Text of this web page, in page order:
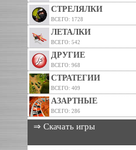
СТРЕЛЯЛКИ
ВСЕГО: 1728
ЛЕТАЛКИ
ВСЕГО: 542
ДРУГИЕ
ВСЕГО: 968
СТРАТЕГИИ
ВСЕГО: 409
АЗАРТНЫЕ
ВСЕГО: 286
⇒ Скачать игры